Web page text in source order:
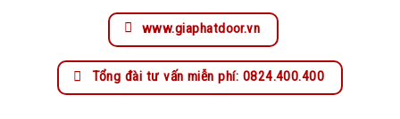
www.giaphatdoor.vn
Tổng đài tư vấn miễn phí: 0824.400.400